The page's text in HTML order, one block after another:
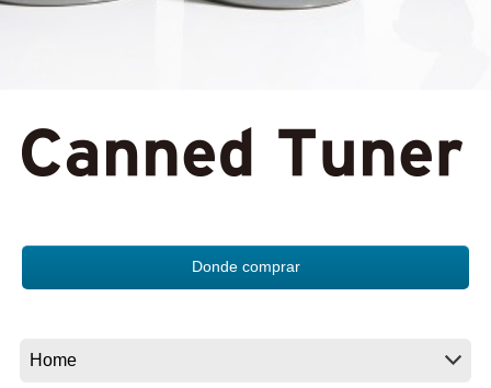
Ubicación
Donde comprar